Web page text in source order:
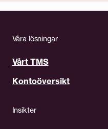
Våra lösningar
Vårt TMS
Kontoöversikt
Insikter